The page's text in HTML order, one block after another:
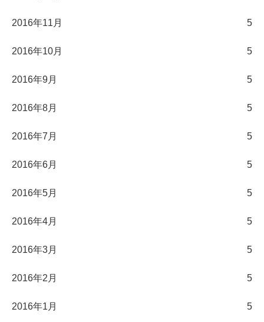
2016年11月 5
2016年10月 5
2016年9月 5
2016年8月 5
2016年7月 5
2016年6月 5
2016年5月 5
2016年4月 5
2016年3月 5
2016年2月 5
2016年1月 5